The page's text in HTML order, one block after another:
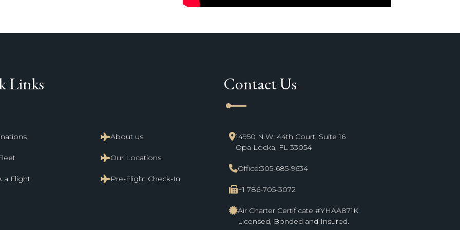
Links
a Flight
About us
Our Locations
Pre-Flight Check-In
Contact Us
line_start
14950 N.W. 44th Court, Suite 16
Opa Locka, FL 33054
Office:305-685-9634
+1 786-705-3072
Air Charter Certificate #YHAA871K
Licensed, Bonded and Insured.